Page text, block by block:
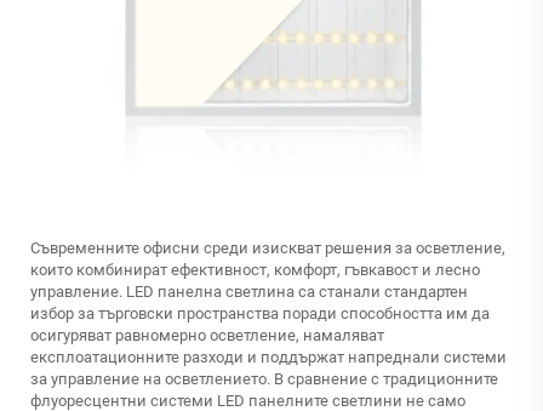
Съвременните офисни среди изискват решения за осветление,
които комбинират ефективност, комфорт, гъвкавост и лесно
управление. LED панелна светлина са станали стандартен
избор за търговски пространства поради способността им да
осигуряват равномерно осветление, намаляват
експлоатационните разходи и поддържат напреднали системи
за управление на осветлението. В сравнение с традиционните
флуоресцентни системи LED панелните светлини не само